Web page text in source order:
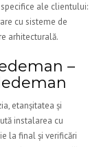
ale clientului:
cu sisteme de
arhitecturală.
–
etanșitatea și
instalarea cu
la final și verificări